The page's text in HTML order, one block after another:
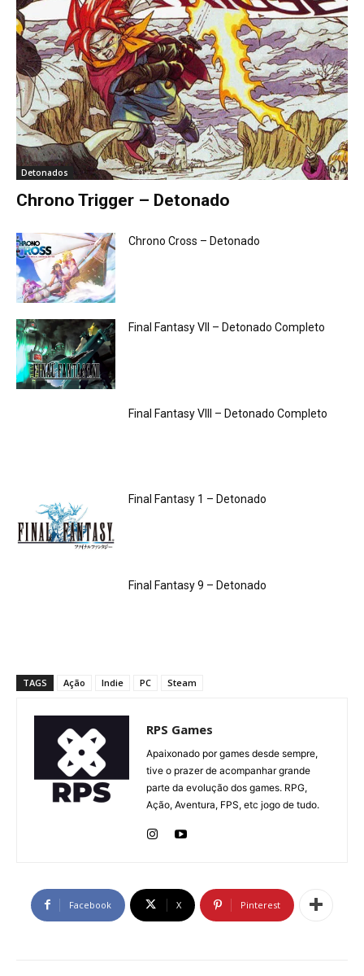
Detonados
Chrono Trigger – Detonado
Chrono Cross – Detonado
Final Fantasy VII – Detonado Completo
Final Fantasy VIII – Detonado Completo
Final Fantasy 1 – Detonado
Final Fantasy 9 – Detonado
TAGS Ação Indie PC Steam
RPS Games
Apaixonado por games desde sempre,
tive o prazer de acompanhar grande
parte da evolução dos games. RPG,
Ação, Aventura, FPS, etc jogo de tudo.
Facebook X Pinterest